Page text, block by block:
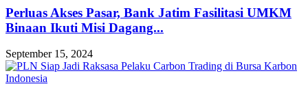
Perluas Akses Pasar, Bank Jatim Fasilitasi UMKM
Binaan Ikuti Misi Dagang...
September 15, 2024